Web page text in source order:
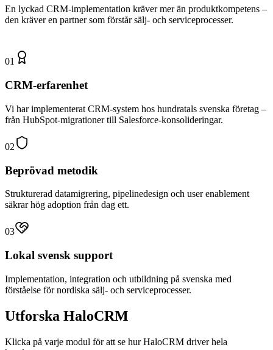
En lyckad CRM-implementation kräver mer än produktkompetens –
den kräver en partner som förstår sälj- och serviceprocesser.
01
CRM-erfarenhet
Vi har implementerat CRM-system hos hundratals svenska företag –
från HubSpot-migrationer till Salesforce-konsolideringar.
02
Beprövad metodik
Strukturerad datamigrering, pipelinedesign och user enablement
säkrar hög adoption från dag ett.
03
Lokal svensk support
Implementation, integration och utbildning på svenska med
förståelse för nordiska sälj- och serviceprocesser.
Utforska HaloCRM
Klicka på varje modul för att se hur HaloCRM driver hela